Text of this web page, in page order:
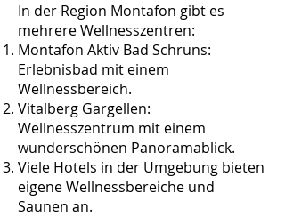
In der Region Montafon gibt es
mehrere Wellnesszentren:
Montafon Aktiv Bad Schruns:
Erlebnisbad mit einem
Wellnessbereich.
Vitalberg Gargellen:
Wellnesszentrum mit einem
wunderschönen Panoramablick.
Viele Hotels in der Umgebung bieten
eigene Wellnessbereiche und
Saunen an.